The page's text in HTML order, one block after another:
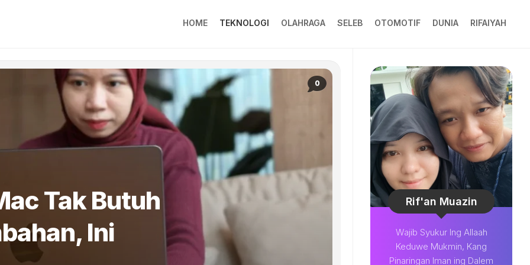
HOME TEKNOLOGI OLAHRAGA SELEB OTOMOTIF DUNIA RIFAIYAH
0
Tak Butuh
Ini
Rif'an Muazin
Wajib Syukur Ing Allaah
Keduwe Mukmin, Kang
Pinaringan Iman ing Dalem